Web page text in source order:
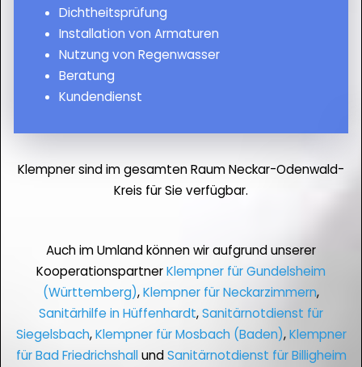
Dichtheitsprüfung
Installation von Armaturen
Nutzung von Regenwasser
Beratung
Kundendienst
Klempner sind im gesamten Raum Neckar-Odenwald-
Kreis für Sie verfügbar.
Auch im Umland können wir aufgrund unserer
KooperationspartnerKlempner für Gundelsheim
(Württemberg),Klempner für Neckarzimmern,
Sanitärhilfe in Hüffenhardt,Sanitärnotdienst für
Siegelsbach,Klempner für Mosbach (Baden),Klempner
für Bad Friedrichshall undSanitärnotdienst für Billigheim